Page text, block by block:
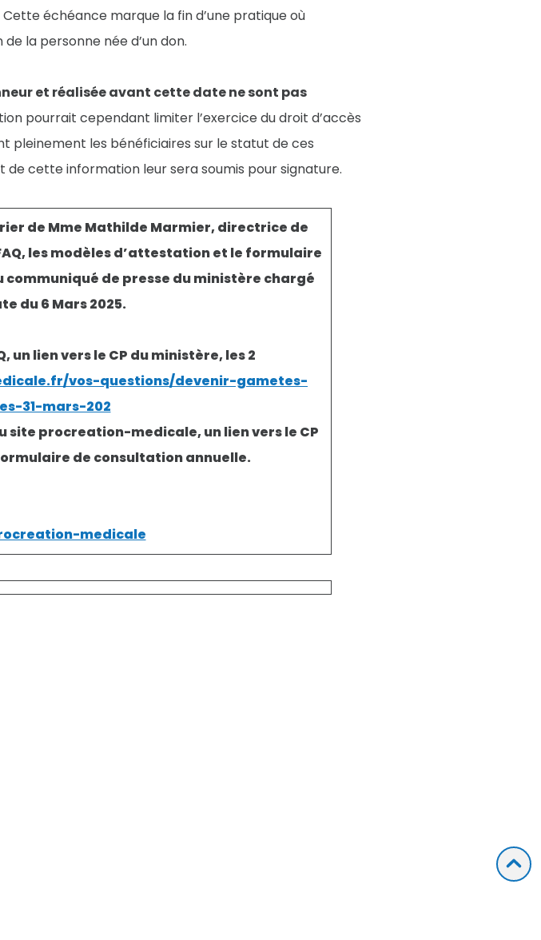
échéance marque la fin d’une pratique où
la personne née d’un don.
et réalisée avant cette date ne sont pas
pourrait cependant limiter l’exercice du droit d’accès
pleinement les bénéficiaires sur le statut de ces
cette information leur sera soumis pour signature.
de Mme Mathilde Marmier, directrice de
les modèles d’attestation et le formulaire
de presse du ministère chargé
du 6 Mars 2025.
lien vers le CP du ministère, les 2
vos-questions/devenir-gametes-
31-mars-202
site procreation-medicale, un lien vers le CP
de consultation annuelle.
medicale